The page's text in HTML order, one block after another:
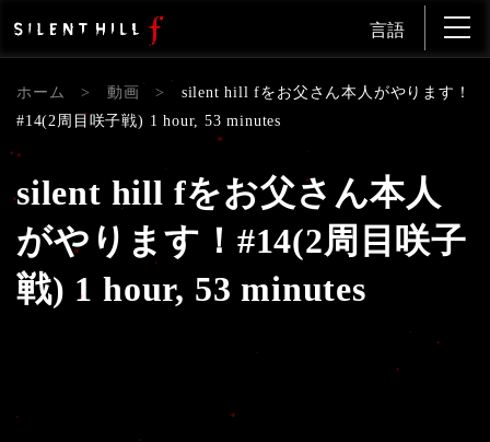
言語
ホーム > 動画 >
silent hill fをお父さん本人がやります！
#14(2周目咲子戦) 1 hour, 53 minutes
silent hill fをお父さん本人
がやります！#14(2周目咲子
戦) 1 hour, 53 minutes